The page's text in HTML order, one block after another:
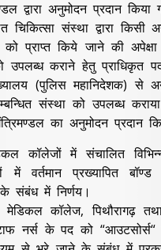
द्वारा अनुमोदन प्रदान किया
चिकित्सा संस्था द्वारा किसी
को प्राप्त किये जाने की
कराने हेतु प्राधिकृत
(पुलिस महानिदेशक) से
संस्था को उपलब्ध
का अनुमोदन प्रदान
कॉलेजों में संचालित
में वर्तमान प्रख्यापित
संबंध में निर्णय।
मेडिकल कॉलेज, पिथौरागढ़ तथा
नर्स के पद को